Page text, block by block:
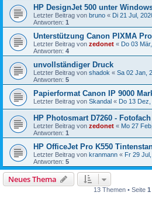
HP DesignJet 500 unter
Letzter Beitrag von bruno « Di 21 Jul,
Antworten: 1
Unterstützung Canon PIXMA
Letzter Beitrag von zedonet « Do 03
Antworten: 4
unvollständiger Druck
Letzter Beitrag von shadok « Sa 02 Jan,
Antworten: 5
Papierformat Canon IP 9000 Mark
Letzter Beitrag von Skandal « Do 13
HP Photosmart D7260 - Fotofach
Letzter Beitrag von zedonet « Mo 27
Antworten: 1
HP OfficeJet Pro K550
Letzter Beitrag von kranmann « Fr 29
Antworten: 5
Neues Thema
13 Themen • Seite 1